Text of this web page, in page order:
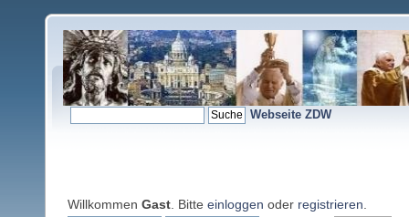
Webseite ZDW
Willkommen Gast . Bitte einloggen oder registrieren